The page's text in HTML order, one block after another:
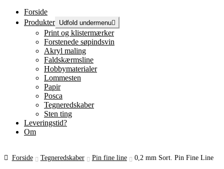
Forside
Produkter Udfold undermenu
Print og klistermærker
Forstenede søpindsvin
Akryl maling
Faldskærmsline
Hobbymaterialer
Lommesten
Papir
Posca
Tegneredskaber
Sten ting
Leveringstid?
Om
Forside Tegneredskaber Pin fine line 0,2 mm Sort. Pin Fine Line